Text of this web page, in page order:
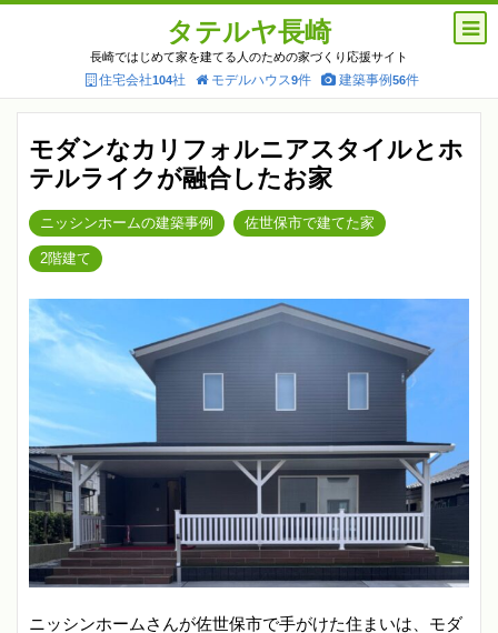
タテルヤ長崎
長崎ではじめて家を建てる人のための家づくり応援サイト
住宅会社104社 モデルハウス9件 建築事例56件
モダンなカリフォルニアスタイルとホ
テルライクが融合したお家
ニッシンホームの建築事例 佐世保市で建てた家
2階建て
ニッシンホームさんが佐世保市で手がけた住まいは、モダ